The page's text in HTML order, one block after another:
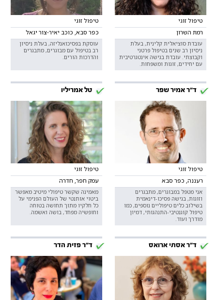
טיפול זוגי
רמת השרון
עובדת סוציאלית קלינית, בעלת
ניסיון רב שנים בטיפול פרטני
וקבוצתי. עובדת בגישה אינטגרטיבית
עם יחידים, זוגות ומשפחות.
טיפול זוגי
כפר סבא, כוכב יאיר-צור יגאל
עוסקת בפסיכואנליזה, בעלת ניסיון
רב בטיפול עם מבוגרים, מתבגרים
והדרכות הורים.
ד"ר אמיר שפר
טיפול זוגי
רעננה, כפר סבא
אני מטפל במבוגרים, מתבגרים
וזוגות, בגישה פסיכו-דינאמית
בשילוב כלים טיפוליים נוספים, כמו
טיפול קוגנטיבי-התנהגותי, דמיון
מודרך ועוד.
טל אמריליו
טיפול זוגי
עמק חפר, חדרה
מאמינה שקשר טיפולי מיטיב מאפשר
ביטוי אותנטי של העולם הפנימי על
כל חלקיו מתוך תחושה בטוחה
וחופשיה מפחד, בושה ואשמה.
ד"ר אסתי ארואס ד"ר פזית הדר